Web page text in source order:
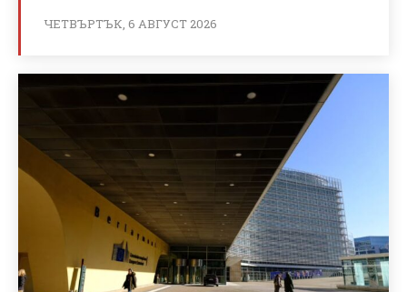
ЧЕТВЪРТЪК, 6 АВГУСТ 2026